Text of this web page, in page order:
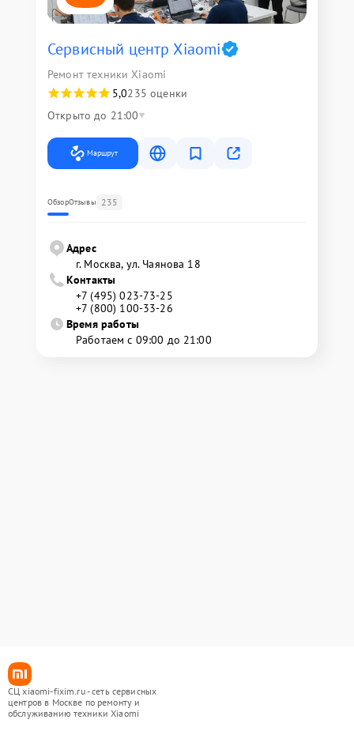
Сервисный центр Xiaomi
Ремонт техники Xiaomi
5,0235 оценки
Открыто до 21:00
Маршрут
ОбзорОтзывы 235
Адрес
г. Москва, ул. Чаянова 18
Контакты
+7 (495) 023-73-25
+7 (800) 100-33-26
Время работы
Работаем с 09:00 до 21:00
СЦ xiaomi-fixim.ru - сеть сервисных
центров в Москве по ремонту и
обслуживанию техники Xiaomi